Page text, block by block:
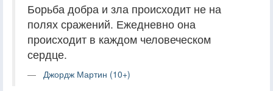
Борьба добра и зла происходит не на
полях сражений. Ежедневно она
происходит в каждом человеческом
сердце.
Джордж Мартин (10+)